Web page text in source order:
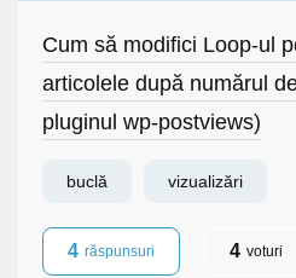
Cum să modifici Loop-ul
articolele după numărul
pluginul wp-postviews)
buclă vizualizări
4 răspunsuri 4 voturi